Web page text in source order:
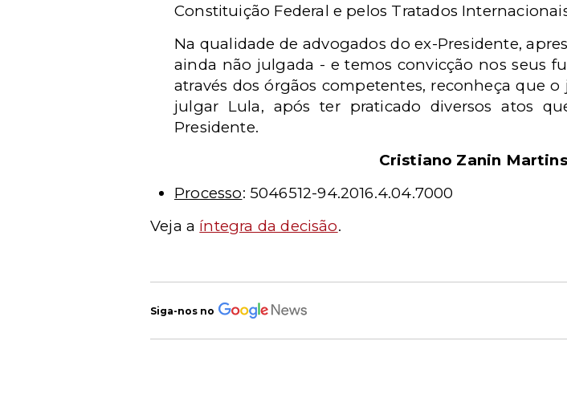
Constituição Federal e pelos Tratados
Na qualidade de advogados do ex-Presidente,
ainda não julgada - e temos convicção nos seus
através dos órgãos competentes, reconheça que
julgar Lula, após ter praticado diversos atos
Presidente.
Cristiano Zanin
Processo: 5046512-94.2016.4.04.7000
Veja a íntegra da decisão.
Siga-nos no